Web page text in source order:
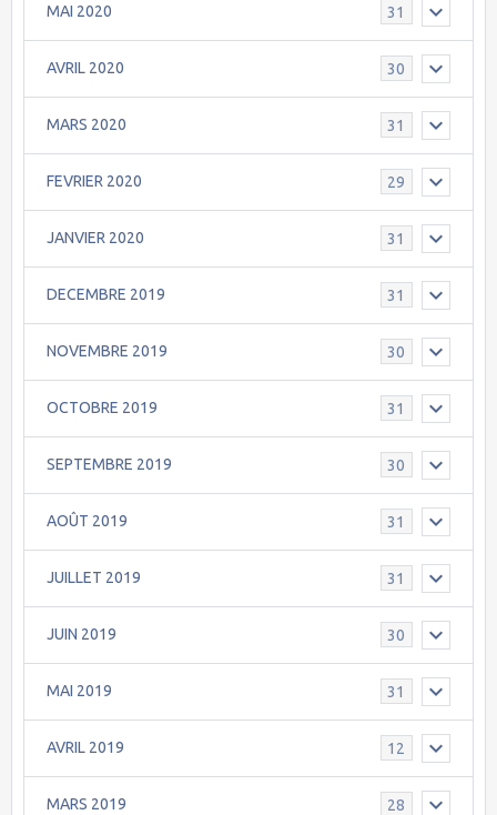
MAI 2020 31
AVRIL 2020 30
MARS 2020 31
FEVRIER 2020 29
JANVIER 2020 31
DECEMBRE 2019 31
NOVEMBRE 2019 30
OCTOBRE 2019 31
SEPTEMBRE 2019 30
AOÛT 2019 31
JUILLET 2019 31
JUIN 2019 30
MAI 2019 31
AVRIL 2019 12
MARS 2019 28